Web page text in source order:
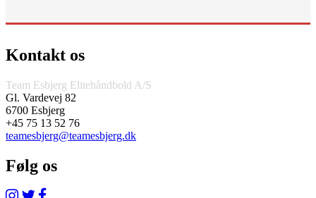
Kontakt os
Team Esbjerg Elitehåndbold A/S
Gl. Vardevej 82
6700 Esbjerg
+45 75 13 52 76
teamesbjerg@teamesbjerg.dk
Følg os